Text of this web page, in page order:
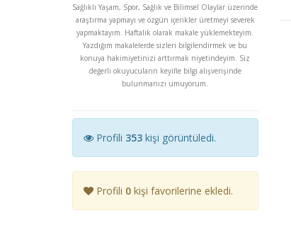
Sağlıklı Yaşam, Spor, Sağlık ve Bilimsel Olaylar üzerinde
araştırma yapmayı ve özgün içerikler üretmeyi severek
yapmaktayım. Haftalık olarak makale yüklemekteyim.
Yazdığım makalelerde sizleri bilgilendirmek ve bu
konuya hakimiyetinizi arttırmak niyetindeyim. Siz
değerli okuyucuların keyifle bilgi alışverişinde
bulunmanızı umuyorum.
Profili 353 kişi görüntüledi.
Profili 0 kişi favorilerine ekledi.